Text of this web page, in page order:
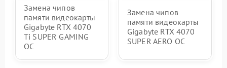
Замена чипов
памяти видеокарты
Gigabyte RTX 4070
Ti SUPER GAMING
OC
Замена чипов
памяти видеокарты
Gigabyte RTX 4070
SUPER AERO OC